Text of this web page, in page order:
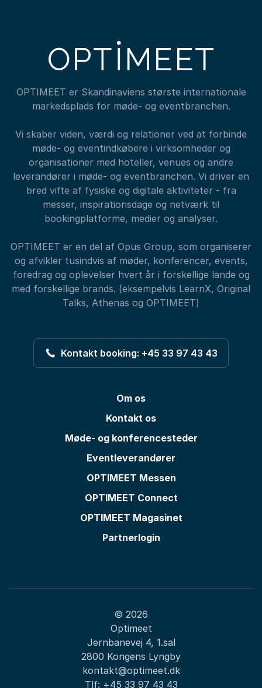
OPTIMEET er Skandinaviens største internationale
markedsplads for møde- og eventbranchen.
Vi skaber viden, værdi og relationer ved at forbinde
møde- og eventindkøbere i virksomheder og
organisationer med hoteller, venues og andre
leverandører i møde- og eventbranchen. Vi driver en
bred vifte af fysiske og digitale aktiviteter - fra
messer, inspirationsdage og netværk til
bookingplatforme, medier og analyser.
OPTIMEET er en del af Opus Group, som organiserer
og afvikler tusindvis af møder, konferencer, events,
foredrag og oplevelser hvert år i forskellige lande og
med forskellige brands. (eksempelvis LearnX, Original
Talks, Athenas og OPTIMEET)
Kontakt booking: +45 33 97 43 43
Om os
Kontakt os
Møde- og konferencesteder
Eventleverandører
OPTIMEET Messen
OPTIMEET Connect
OPTIMEET Magasinet
Partnerlogin
© 2026
Optimeet
Jernbanevej 4, 1.sal
2800 Kongens Lyngby
kontakt@optimeet.dk
Tlf: +45 33 97 43 43